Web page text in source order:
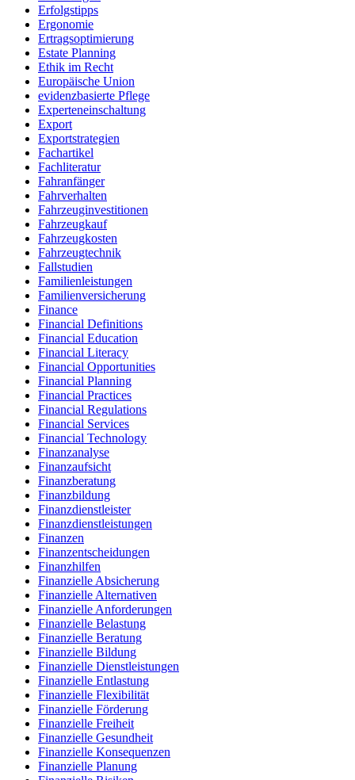
Erfolgstipps
Ergonomie
Ertragsoptimierung
Estate Planning
Ethik im Recht
Europäische Union
evidenzbasierte Pflege
Experteneinschaltung
Export
Exportstrategien
Fachartikel
Fachliteratur
Fahranfänger
Fahrverhalten
Fahrzeuginvestitionen
Fahrzeugkauf
Fahrzeugkosten
Fahrzeugtechnik
Fallstudien
Familienleistungen
Familienversicherung
Finance
Financial Definitions
Financial Education
Financial Literacy
Financial Opportunities
Financial Planning
Financial Practices
Financial Regulations
Financial Services
Financial Technology
Finanzanalyse
Finanzaufsicht
Finanzberatung
Finanzbildung
Finanzdienstleister
Finanzdienstleistungen
Finanzen
Finanzentscheidungen
Finanzhilfen
Finanzielle Absicherung
Finanzielle Alternativen
Finanzielle Anforderungen
Finanzielle Belastung
Finanzielle Beratung
Finanzielle Bildung
Finanzielle Dienstleistungen
Finanzielle Entlastung
Finanzielle Flexibilität
Finanzielle Förderung
Finanzielle Freiheit
Finanzielle Gesundheit
Finanzielle Konsequenzen
Finanzielle Planung